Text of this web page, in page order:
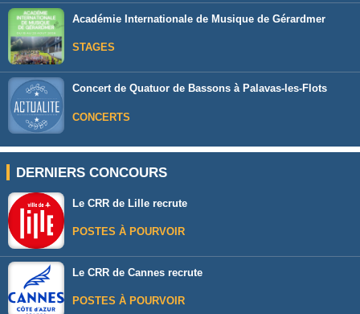
Académie Internationale de Musique de Gérardmer
STAGES
Concert de Quatuor de Bassons à Palavas-les-Flots
CONCERTS
DERNIERS CONCOURS
Le CRR de Lille recrute
POSTES À POURVOIR
Le CRR de Cannes recrute
POSTES À POURVOIR